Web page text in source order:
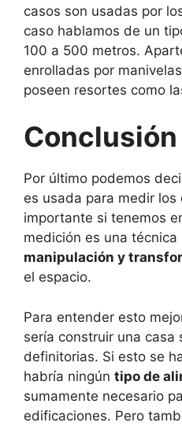
casos son usadas por
caso hablamos de un
100 a 500 metros.
enrolladas por
poseen resortes como
Conclusión
Por último podemos
es usada para medir
importante si tenemos
medición es una técnica
manipulación y
el espacio.
Para entender esto
sería construir una casa
definitorias. Si esto se
habría ningún tipo de
sumamente necesario
edificaciones. Pero